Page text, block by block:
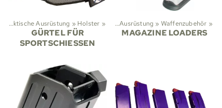
Taktische Ausrüstung ‪» Holster ‪»
GÜRTEL FÜR
SPORTSCHIESSEN
Sportarten‪» Taktische Ausrüstung ‪» Waffenzubehör ‪»
MAGAZINE LOADERS